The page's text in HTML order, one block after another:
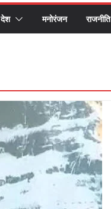
देश मनोरंजन राजनीति